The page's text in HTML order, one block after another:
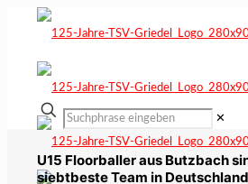
✕
U15 Floorballer aus Butzbach
siebtbeste Team in Deutschland